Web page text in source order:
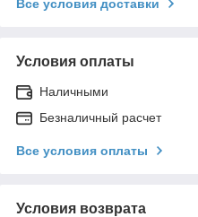
Все условия доставки
Условия оплаты
Наличными
Безналичный расчет
Все условия оплаты
Условия возврата